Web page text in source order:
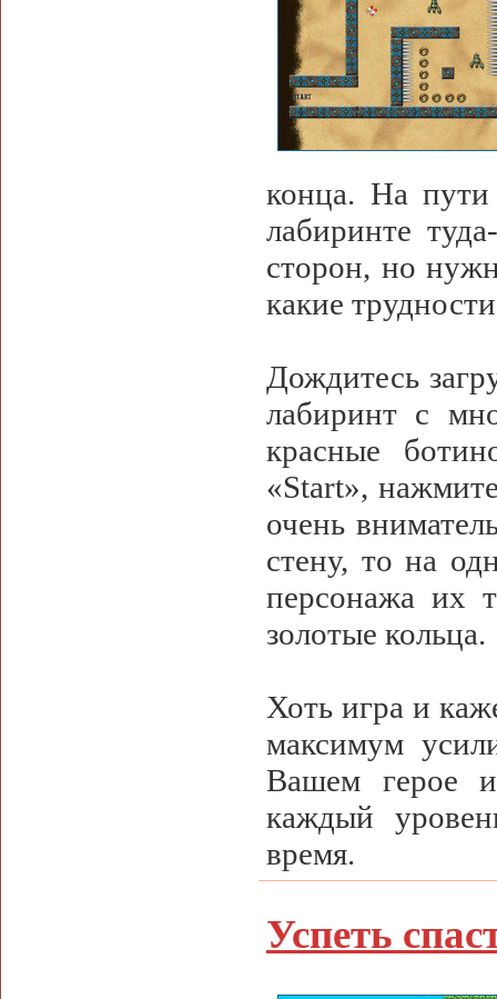
конца. На пути
лабиринте
сторон, но
какие
Дождитесь
лабиринт с
красные
«Start»,
очень
стену, то на
персонажа их
золотые кольца.
Хоть игра и
максимум
Вашем герое
каждый
время.
Успеть